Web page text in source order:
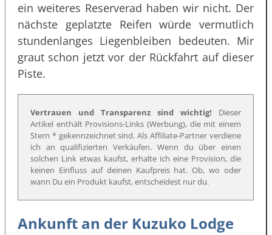
ein weiteres Reserverad haben wir nicht. Der
nächste geplatzte Reifen würde vermutlich
stundenlanges Liegenbleiben bedeuten. Mir
graut schon jetzt vor der Rückfahrt auf dieser
Piste.
Vertrauen und Transparenz sind wichtig! Dieser
Artikel enthält Provisions-Links (Werbung), die mit einem
Stern * gekennzeichnet sind. Als Affiliate-Partner verdiene
ich an qualifizierten Verkäufen. Wenn du über einen
solchen Link etwas kaufst, erhalte ich eine Provision, die
keinen Einfluss auf deinen Kaufpreis hat. Ob, wo oder
wann Du ein Produkt kaufst, entscheidest nur du.
Ankunft an der Kuzuko Lodge